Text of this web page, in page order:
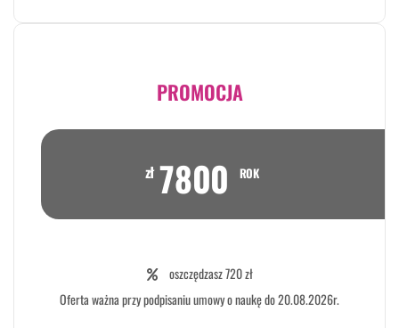
PROMOCJA
zł 7800 ROK
oszczędzasz 720 zł
Oferta ważna przy podpisaniu umowy o naukę do 20.08.2026r.